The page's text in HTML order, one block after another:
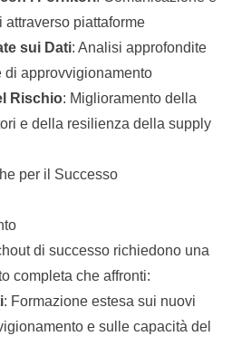
piattaforme
sui Dati: Analisi approfondite
di approvvigionamento
Rischio: Miglioramento della
e della resilienza della supply
per il Successo
di successo richiedono una
completa che affronti:
: Formazione estesa sui nuovi
e sulle capacità del